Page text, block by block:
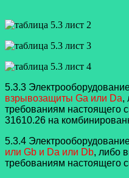
5.3.3
взрывозащиты Ga или Da,
требованиям настоящего
31610.26 на
5.3.4
или Gb и Da или Db, либо
требованиям настоящего